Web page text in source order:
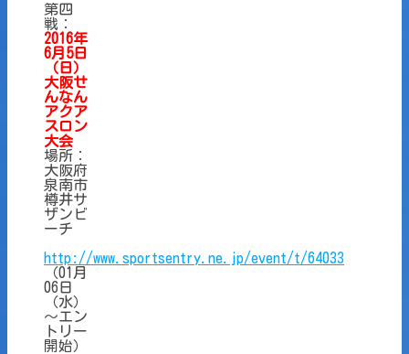
第四
戦：
2016年
6月5日
（日）
大阪せ
んなん
アクア
スロン
大会
場所：
大阪府
泉南市
樽井サ
ザンビ
ーチ
http://www.sportsentry.ne.jp/event/t/64033
（01月
06日
（水）
～エン
トリー
開始）